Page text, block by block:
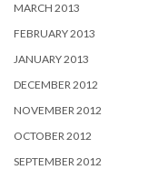
MARCH 2013
FEBRUARY 2013
JANUARY 2013
DECEMBER 2012
NOVEMBER 2012
OCTOBER 2012
SEPTEMBER 2012